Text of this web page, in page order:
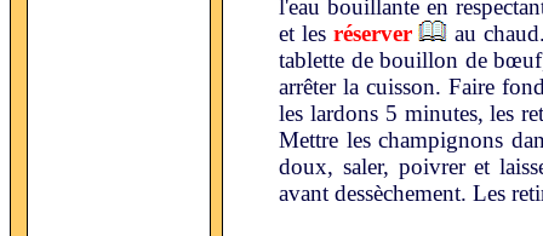
l'eau bouillante en
et les réserver
au
tablette de bouillon de
arrêter la cuisson. Faire
les lardons 5 minutes, les
Mettre les champignons
doux, saler, poivrer et
avant dessèchement. Les